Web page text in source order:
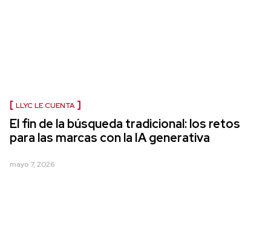
LLYC LE CUENTA
El fin de la búsqueda tradicional: los retos
para las marcas con la IA generativa
mayo 7, 2026